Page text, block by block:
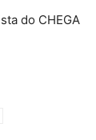
do CHEGA